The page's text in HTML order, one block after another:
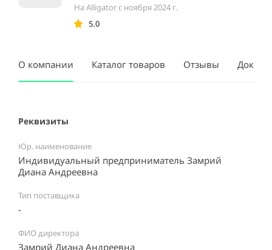
На Alligator с ноября 2024 г.
5.0
О компании Каталог товаров Отзывы
Реквизиты
Юр. наименование
Индивидуальный предприниматель Замрий
Диана Андреевна
Тип поставщика
-
ФИО директора
Замрий Диана Андреевна